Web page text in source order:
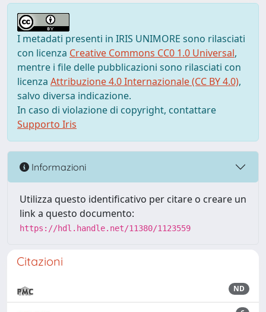
I metadati presenti in IRIS UNIMORE sono rilasciati
con licenza Creative Commons CC0 1.0 Universal,
mentre i file delle pubblicazioni sono rilasciati con
licenza Attribuzione 4.0 Internazionale (CC BY 4.0),
salvo diversa indicazione.
In caso di violazione di copyright, contattare
Supporto Iris
Informazioni
Utilizza questo identificativo per citare o creare un
link a questo documento:
https://hdl.handle.net/11380/1123559
Citazioni
ND